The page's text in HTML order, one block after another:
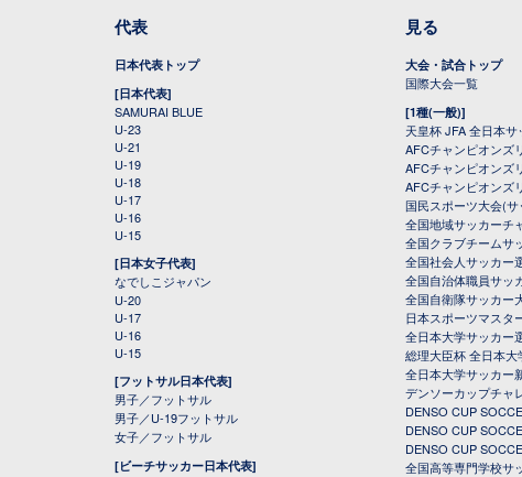
代表
日本代表トップ
[日本代表]
SAMURAI BLUE
U-23
U-21
U-19
U-18
U-17
U-16
U-15
[日本女子代表]
なでしこジャパン
U-20
U-17
U-16
U-15
[フットサル日本代表]
男子／フットサル
男子／U-19フットサル
女子／フットサル
[ビーチサッカー日本代表]
見る
大会・試合トップ
国際大会一覧
[1種(一般)]
天皇杯 JFA 全日本
AFCチャンピオンズ
AFCチャンピオンズ
AFCチャンピオンズ
国民スポーツ大会(
全国地域サッカーチ
全国クラブチームサ
全国社会人サッカー
全国自治体職員サッ
全国自衛隊サッカー
日本スポーツマスタ
全日本大学サッカー
総理大臣杯 全日本大
全日本大学サッカー
デンソーカップチャ
DENSO CUP
DENSO CUP
DENSO CUP
全国高等専門学校サ